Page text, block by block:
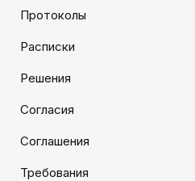
Протоколы
Расписки
Решения
Согласия
Соглашения
Требования